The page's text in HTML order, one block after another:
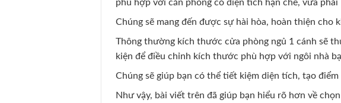
phù hợp với căn phòng có diện tích hạn chế, vừa phải
Chúng sẽ mang đến được sự hài hòa, hoàn thiện cho
Thông thường kích thước cửa phòng ngủ 1 cánh sẽ
kiện để điều chỉnh kích thước phù hợp với ngôi nhà
Chúng sẽ giúp bạn có thể tiết kiệm diện tích, tạo
Như vậy, bài viết trên đã giúp bạn hiểu rõ hơn về